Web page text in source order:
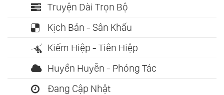
Truyện Dài Trọn Bộ
Kịch Bản - Sân Khấu
Kiếm Hiệp - Tiên Hiệp
Huyền Huyễn - Phóng Tác
Đang Cập Nhật